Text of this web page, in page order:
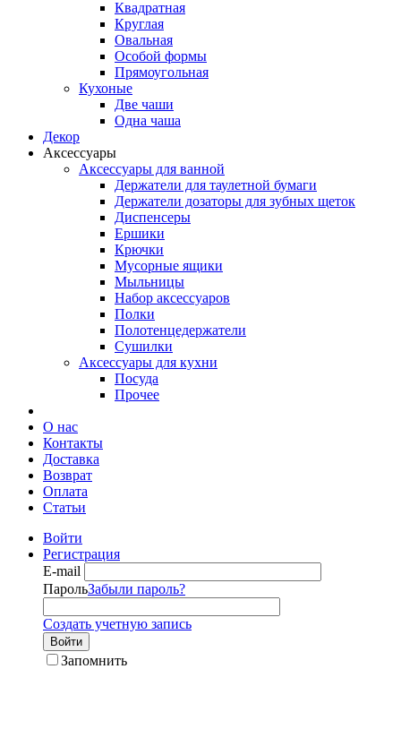
Квадратная
Круглая
Овальная
Особой формы
Прямоугольная
Кухоные
Две чаши
Одна чаша
Декор
Аксессуары
Аксессуары для ванной
Держатели для таулетной бумаги
Держатели дозаторы для зубных щеток
Диспенсеры
Ершики
Крючки
Мусорные ящики
Мыльницы
Набор аксессуаров
Полки
Полотенцедержатели
Сушилки
Аксессуары для кухни
Посуда
Прочее
О нас
Контакты
Доставка
Возврат
Оплата
Статьи
Войти
Регистрация
E-mail
ПарольЗабыли пароль?
Создать учетную запись
Войти
Запомнить